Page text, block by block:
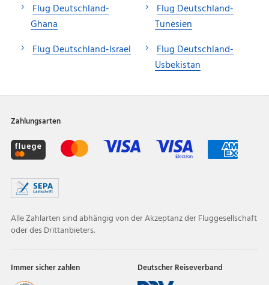
Flug Deutschland-
Ghana
Flug Deutschland-Israel
Flug Deutschland-
Tunesien
Flug Deutschland-
Usbekistan